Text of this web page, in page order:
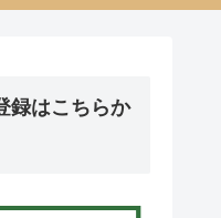
録はこちらか